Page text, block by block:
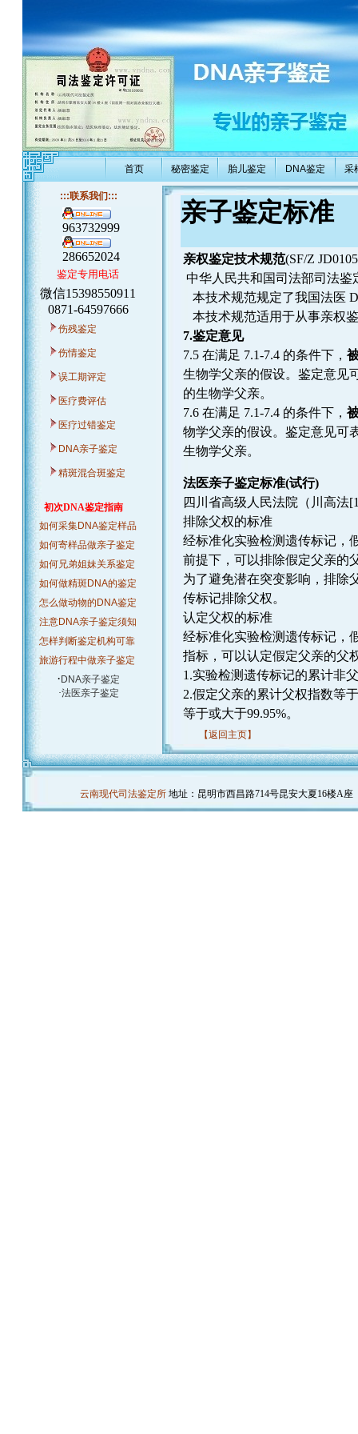
首页 秘密鉴定 胎儿鉴定 DNA鉴定 采
:::联系我们:::
963732999
286652024
鉴定专用电话
微信15398550911
0871-64597666
伤残鉴定
伤情鉴定
误工期评定
医疗费评估
医疗过错鉴定
DNA亲子鉴定
精斑混合斑鉴定
初次DNA鉴定指南
如何采集DNA鉴定样品
如何寄样品做亲子鉴定
如何兄弟姐妹关系鉴定
如何做精斑DNA的鉴定
怎么做动物的DNA鉴定
注意DNA亲子鉴定须知
怎样判断鉴定机构可靠
旅游行程中做亲子鉴定
· DNA亲子鉴定
·法医亲子鉴定
亲子鉴定标准
亲权鉴定技术规范(SF/Z
中华人民共和国司法部司法鉴
本技术规范规定了我国法医
本技术规范适用于从事亲权
7.鉴定意见
7.5 在满足 7.1-7.4 的条件下，
生物学父亲的假设。鉴定意见
的生物学父亲。
7.6 在满足 7.1-7.4 的条件下，
物学父亲的假设。鉴定意见可
生物学父亲。
法医亲子鉴定标准(试行)
四川省高级人民法院（川高法
排除父权的标准
经标准化实验检测遗传标记，
前提下，可以排除假定父亲的
为了避免潜在突变影响，排除
传标记排除父权。
认定父权的标准
经标准化实验检测遗传标记，
指标，可以认定假定父亲的父
1.实验检测遗传标记的累计非
2.假定父亲的累计父权指数等
等于或大于99.95%。
【返回主页】
云南现代司法鉴定所地址：昆明市西昌路714号昆安大夏16楼A座